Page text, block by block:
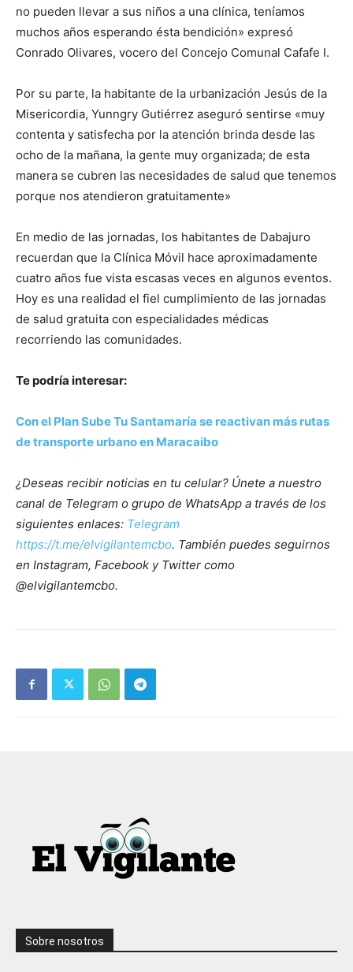
no pueden llevar a sus niños a una clínica, teníamos
muchos años esperando ésta bendición» expresó
Conrado Olivares, vocero del Concejo Comunal Cafafe I.
Por su parte, la habitante de la urbanización Jesús de la
Misericordia, Yunngry Gutiérrez aseguró sentirse «muy
contenta y satisfecha por la atención brinda desde las
ocho de la mañana, la gente muy organizada; de esta
manera se cubren las necesidades de salud que tenemos
porque nos atendieron gratuitamente»
En medio de las jornadas, los habitantes de Dabajuro
recuerdan que la Clínica Móvil hace aproximadamente
cuatro años fue vista escasas veces en algunos eventos.
Hoy es una realidad el fiel cumplimiento de las jornadas
de salud gratuita con especialidades médicas
recorriendo las comunidades.
Te podría interesar:
Con el Plan Sube Tu Santamaría se reactivan más rutas
de transporte urbano en Maracaibo
¿Deseas recibir noticias en tu celular? Únete a nuestro
canal de Telegram o grupo de WhatsApp a través de los
siguientes enlaces: Telegram
https://t.me/elvigilantemcbo. También puedes seguirnos
en Instagram, Facebook y Twitter como
@elvigilantemcbo.
Sobre nosotros